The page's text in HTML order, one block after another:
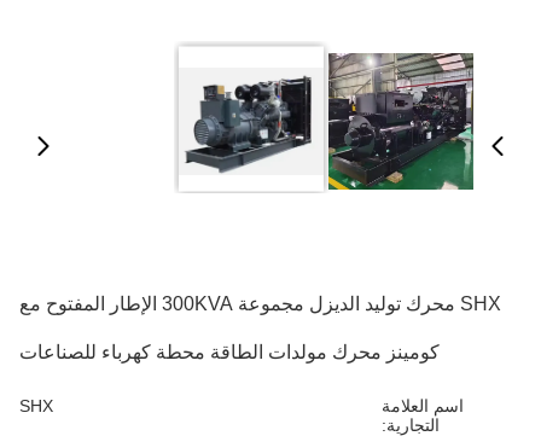
SHX محرك توليد الديزل مجموعة 300KVA الإطار المفتوح مع
كومينز محرك مولدات الطاقة محطة كهرباء للصناعات
اسم العلامة
التجارية:
SHX